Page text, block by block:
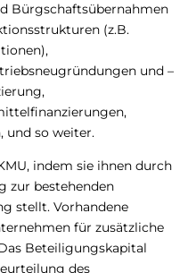
Bürgschaftsübernahmen
(z.B.
und –
und so weiter.
indem sie ihnen durch
zur bestehenden
stellt. Vorhandene
für zusätzliche
Beteiligungskapital
des